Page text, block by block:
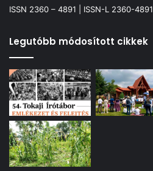
ISSN 2360 – 4891 | ISSN-L 2360-4891
Legutóbb módosított cikkek